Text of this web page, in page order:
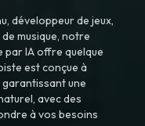
développeur de jeux,
musique, notre
par IA offre quelque
est conçue à
une
avec des
à vos besoins